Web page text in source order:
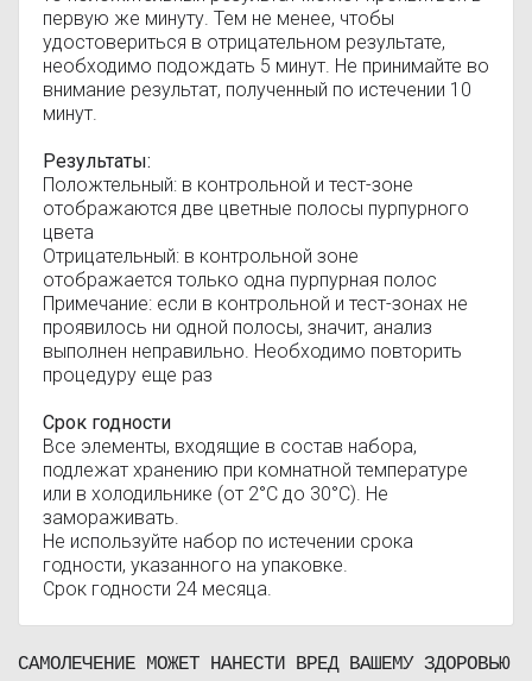
первую же минуту. Тем не менее, чтобы
удостовериться в отрицательном результате,
необходимо подождать 5 минут. Не принимайте во
внимание результат, полученный по истечении 10
минут.
Результаты:
Положтельный: в контрольной и тест-зоне
отображаются две цветные полосы пурпурного
цвета
Отрицательный: в контрольной зоне
отображается только одна пурпурная полос
Примечание: если в контрольной и тест-зонах не
проявилось ни одной полосы, значит, анализ
выполнен неправильно. Необходимо повторить
процедуру еще раз
Срок годности
Все элементы, входящие в состав набора,
подлежат хранению при комнатной температуре
или в холодильнике (от 2°C до 30°C). Не
замораживать.
Не используйте набор по истечении срока
годности, указанного на упаковке.
Срок годности 24 месяца.
САМОЛЕЧЕНИЕ МОЖЕТ НАНЕСТИ ВРЕД ВАШЕМУ ЗДОРОВЬЮ